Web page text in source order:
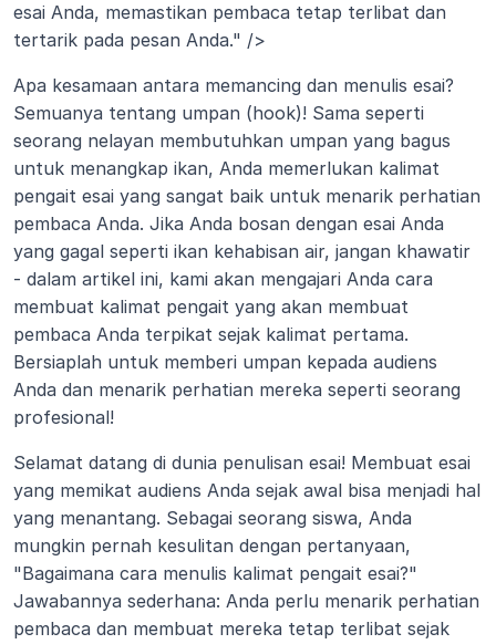
esai Anda, memastikan pembaca tetap terlibat dan
tertarik pada pesan Anda." />
Apa kesamaan antara memancing dan menulis esai?
Semuanya tentang umpan (hook)! Sama seperti
seorang nelayan membutuhkan umpan yang bagus
untuk menangkap ikan, Anda memerlukan kalimat
pengait esai yang sangat baik untuk menarik perhatian
pembaca Anda. Jika Anda bosan dengan esai Anda
yang gagal seperti ikan kehabisan air, jangan khawatir
- dalam artikel ini, kami akan mengajari Anda cara
membuat kalimat pengait yang akan membuat
pembaca Anda terpikat sejak kalimat pertama.
Bersiaplah untuk memberi umpan kepada audiens
Anda dan menarik perhatian mereka seperti seorang
profesional!
Selamat datang di dunia penulisan esai! Membuat esai
yang memikat audiens Anda sejak awal bisa menjadi hal
yang menantang. Sebagai seorang siswa, Anda
mungkin pernah kesulitan dengan pertanyaan,
"Bagaimana cara menulis kalimat pengait esai?"
Jawabannya sederhana: Anda perlu menarik perhatian
pembaca dan membuat mereka tetap terlibat sejak